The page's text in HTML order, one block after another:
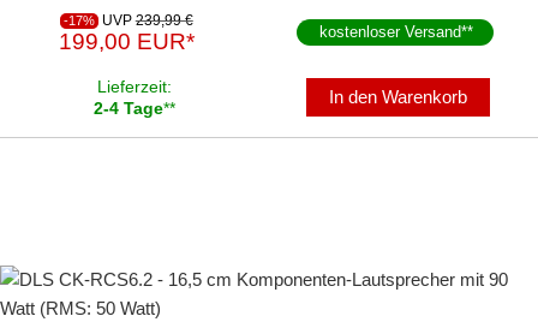
-17% UVP 239,99 €
199,00 EUR* kostenloser Versand**
Lieferzeit:
2-4 Tage**
In den Warenkorb